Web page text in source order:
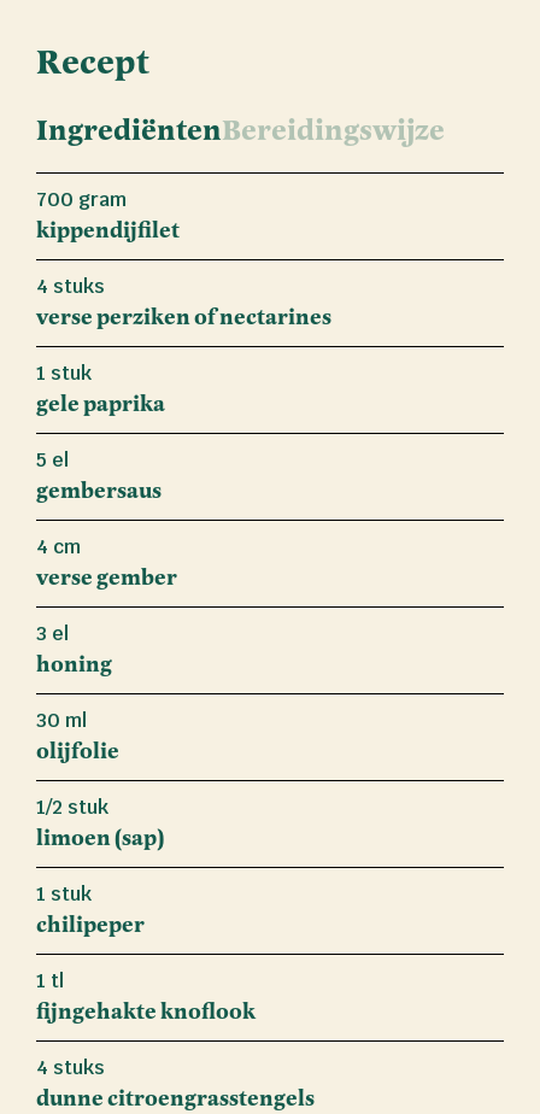
Recept
IngrediëntenBereidingswijze
700 gram
kippendijfilet
4 stuks
verse perziken of nectarines
1 stuk
gele paprika
5 el
gembersaus
4 cm
verse gember
3 el
honing
30 ml
olijfolie
1/2 stuk
limoen (sap)
1 stuk
chilipeper
1 tl
fijngehakte knoflook
4 stuks
dunne citroengrasstengels